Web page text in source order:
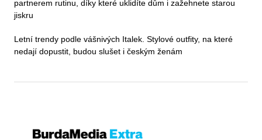
partnerem rutinu, díky které uklidíte dům i zažehnete starou
jiskru
Letní trendy podle vášnivých Italek. Stylové outfity, na které
nedají dopustit, budou slušet i českým ženám